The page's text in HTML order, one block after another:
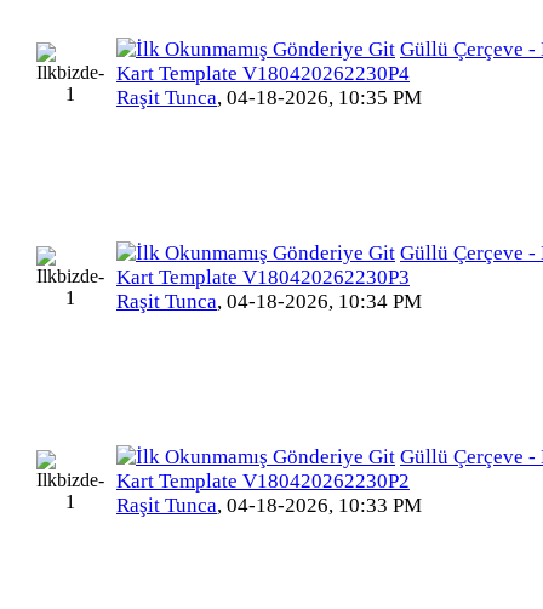
Güllü Çerçeve -
Kart Template V180420262230P4
Raşit Tunca, 04-18-2026, 10:35 PM
Güllü Çerçeve -
Kart Template V180420262230P3
Raşit Tunca, 04-18-2026, 10:34 PM
Güllü Çerçeve -
Kart Template V180420262230P2
Raşit Tunca, 04-18-2026, 10:33 PM